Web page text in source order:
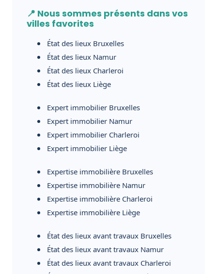
📍 Nous sommes présents dans vos
villes favorites
État des lieux Bruxelles
État des lieux Namur
État des lieux Charleroi
État des lieux Liège
Expert immobilier Bruxelles
Expert immobilier Namur
Expert immobilier Charleroi
Expert immobilier Liège
Expertise immobilière Bruxelles
Expertise immobilière Namur
Expertise immobilière Charleroi
Expertise immobilière Liège
État des lieux avant travaux Bruxelles
État des lieux avant travaux Namur
État des lieux avant travaux Charleroi